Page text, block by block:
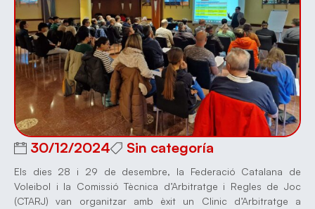
30/12/2024 Sin categoría
Els dies 28 i 29 de desembre, la Federació Catalana de
Voleibol i la Comissió Tècnica d’Arbitratge i Regles de Joc
(CTARJ) van organitzar amb èxit un Clinic d’Arbitratge a